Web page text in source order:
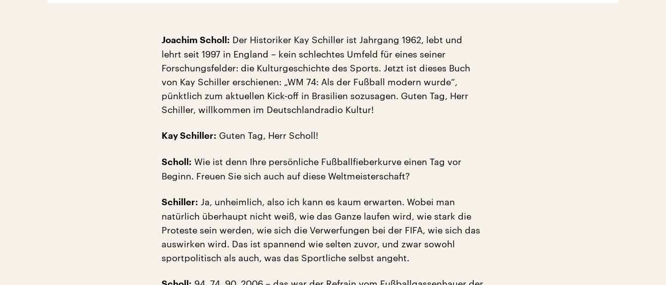
Joachim Scholl: Der Historiker Kay Schiller ist Jahrgang 1962, lebt und
lehrt seit 1997 in England – kein schlechtes Umfeld für eines seiner
Forschungsfelder: die Kulturgeschichte des Sports. Jetzt ist dieses Buch
von Kay Schiller erschienen: „WM 74: Als der Fußball modern wurde“,
pünktlich zum aktuellen Kick-off in Brasilien sozusagen. Guten Tag, Herr
Schiller, willkommen im Deutschlandradio Kultur!
Kay Schiller: Guten Tag, Herr Scholl!
Scholl: Wie ist denn Ihre persönliche Fußballfieberkurve einen Tag vor
Beginn. Freuen Sie sich auch auf diese Weltmeisterschaft?
Schiller: Ja, unheimlich, also ich kann es kaum erwarten. Wobei man
natürlich überhaupt nicht weiß, wie das Ganze laufen wird, wie stark die
Proteste sein werden, wie sich die Verwerfungen bei der FIFA, wie sich das
auswirken wird. Das ist spannend wie selten zuvor, und zwar sowohl
sportpolitisch als auch, was das Sportliche selbst angeht.